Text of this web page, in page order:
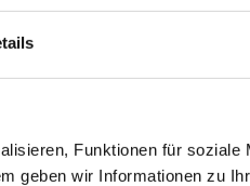
Funktionen für soziale
geben wir Informationen zu